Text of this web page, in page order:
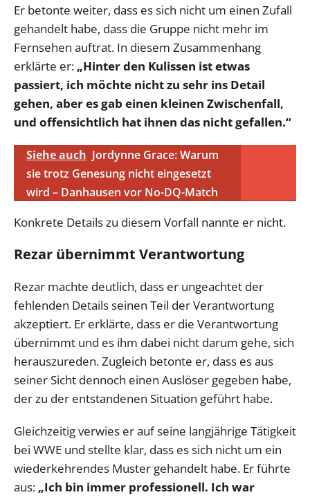
Er betonte weiter, dass es sich nicht um einen Zufall
gehandelt habe, dass die Gruppe nicht mehr im
Fernsehen auftrat. In diesem Zusammenhang
erklärte er: „Hinter den Kulissen ist etwas
passiert, ich möchte nicht zu sehr ins Detail
gehen, aber es gab einen kleinen Zwischenfall,
und offensichtlich hat ihnen das nicht gefallen.“
Siehe auch Jordynne Grace: Warum
sie trotz Genesung nicht eingesetzt
wird – Danhausen vor No-DQ-Match
Konkrete Details zu diesem Vorfall nannte er nicht.
Rezar übernimmt Verantwortung
Rezar machte deutlich, dass er ungeachtet der
fehlenden Details seinen Teil der Verantwortung
akzeptiert. Er erklärte, dass er die Verantwortung
übernimmt und es ihm dabei nicht darum gehe, sich
herauszureden. Zugleich betonte er, dass es aus
seiner Sicht dennoch einen Auslöser gegeben habe,
der zu der entstandenen Situation geführt habe.
Gleichzeitig verwies er auf seine langjährige Tätigkeit
bei WWE und stellte klar, dass es sich nicht um ein
wiederkehrendes Muster gehandelt habe. Er führte
aus: „Ich bin immer professionell. Ich war